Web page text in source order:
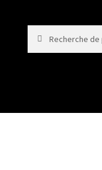
pour :